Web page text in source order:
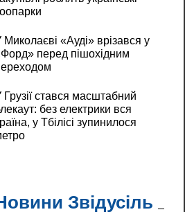
Миколаєві «Ауді» врізався у
перед пішохідним
Грузії стався масштабний
без електрики вся
у Тбілісі зупинилося
Звідусіль